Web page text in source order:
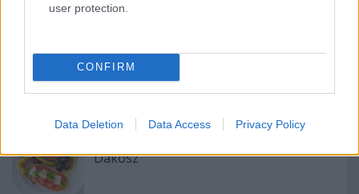
user protection.
CONFIRM
Data Deletion Data Access Privacy Policy
“Húsleves” tökmagból
Dakosz